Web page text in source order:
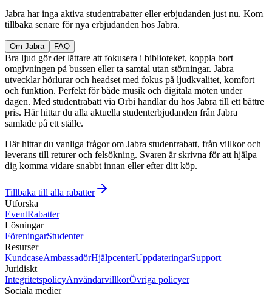
Jabra har inga aktiva studentrabatter eller erbjudanden just nu. Kom
tillbaka senare för nya erbjudanden hos Jabra.
Om Jabra FAQ
Bra ljud gör det lättare att fokusera i biblioteket, koppla bort
omgivningen på bussen eller ta samtal utan störningar. Jabra
utvecklar hörlurar och headset med fokus på ljudkvalitet, komfort
och funktion. Perfekt för både musik och digitala möten under
dagen. Med studentrabatt via Orbi handlar du hos Jabra till ett bättre
pris. Här hittar du alla aktuella studenterbjudanden från Jabra
samlade på ett ställe.
Här hittar du vanliga frågor om Jabra studentrabatt, från villkor och
leverans till returer och felsökning. Svaren är skrivna för att hjälpa
dig komma vidare snabbt innan eller efter ditt köp.
Tillbaka till alla rabatter
Utforska
EventRabatter
Lösningar
FöreningarStudenter
Resurser
KundcaseAmbassadörHjälpcenterUppdateringarSupport
Juridiskt
IntegritetspolicyAnvändarvillkorÖvriga policyer
Sociala medier